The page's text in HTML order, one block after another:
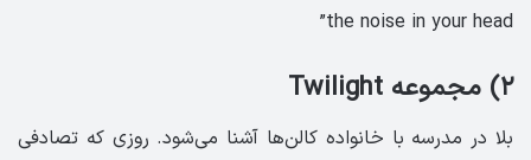
the noise in your head”
۲) مجموعه Twilight
بلا در مدرسه با خانواده کالن‌ها آشنا می‌شود. روزی که تصادفی